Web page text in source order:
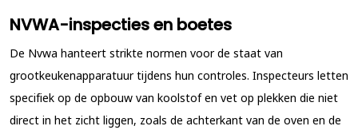
NVWA-inspecties en boetes
De Nvwa hanteert strikte normen voor de staat van
grootkeukenapparatuur tijdens hun controles. Inspecteurs letten
specifiek op de opbouw van koolstof en vet op plekken die niet
direct in het zicht liggen, zoals de achterkant van de oven en de